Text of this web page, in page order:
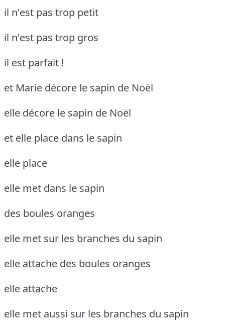
il n'est pas trop petit
il n'est pas trop gros
il est parfait !
et Marie décore le sapin de Noël
elle décore le sapin de Noël
et elle place dans le sapin
elle place
elle met dans le sapin
des boules oranges
elle met sur les branches du sapin
elle attache des boules oranges
elle attache
elle met aussi sur les branches du sapin